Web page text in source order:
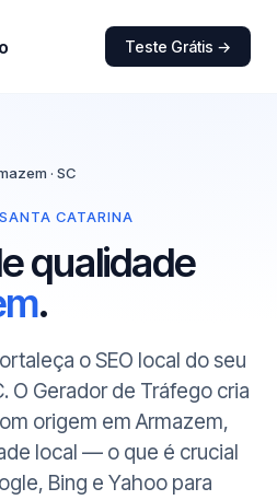
Teste Grátis →
· SC
CATARINA
qualidade
.
o SEO local do seu
O Gerador de Tráfego cria
origem em Armazem,
local — o que é crucial
Bing e Yahoo para